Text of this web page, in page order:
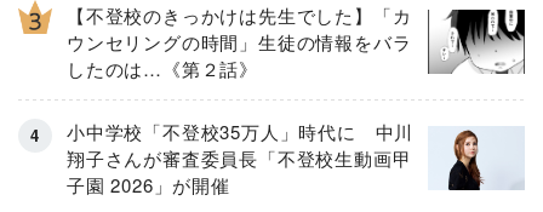
【不登校のきっかけは先生でした】「カ
ウンセリングの時間」生徒の情報をバラ
したのは…《第２話》
小中学校「不登校35万人」時代に 中川
翔子さんが審査委員長「不登校生動画甲
子園 2026」が開催